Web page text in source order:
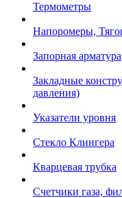
Термометры
Напоромеры,
Запорная арматура
Закладные
давления)
Указатели уровня
Стекло Клингера
Кварцевая трубка
Счетчики газа,